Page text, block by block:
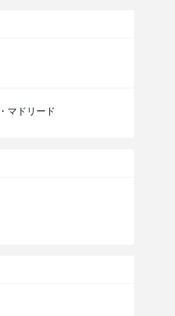
マドリード